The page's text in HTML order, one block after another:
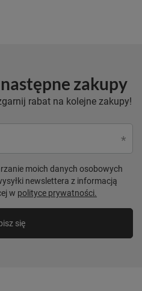
zakupy
rabat na kolejne zakupy!
moich danych osobowych
newslettera z informacją
w polityce prywatności.
się